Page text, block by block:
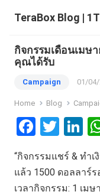
กิจกรรมเดือนเมษ
คุณได้รับ
Campaign 01/
Home Blog
F
ce
b
T
wi
tt
er
Li
dI
“กิจกรรมแชร์ & ทำเ
แล้ว 1500 ดอลลาร์
เวลากิจกรรม: 1 เม